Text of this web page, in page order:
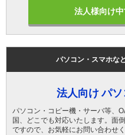
法人様向け
パソコン・スマホな
法人向け パ
パソコン・コピー機・サーバ等、
国、どこでも対応いたします。面
ですので、お気軽にお問い合わせく